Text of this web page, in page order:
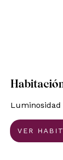
VER